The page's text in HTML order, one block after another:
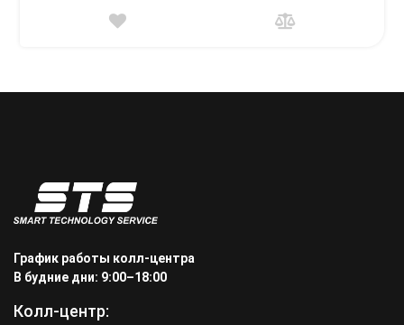
График работы колл-центра
В будние дни: 9:00–18:00
Колл-центр: